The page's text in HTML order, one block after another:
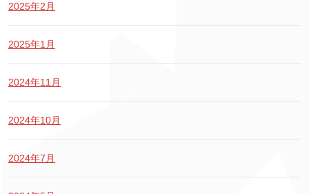
2025年2月
2025年1月
2024年11月
2024年10月
2024年7月